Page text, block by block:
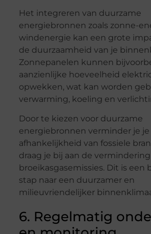
Het integreren van duurzame
energiebronnen zoals zonne-
windenergie kan een grote
de duurzaamheid van je
Zonnepanelen kunnen
aanzienlijke hoeveelheid
opwekken, wat kan worden
verwarming, koeling en
Door te kiezen voor duurzame
energiebronnen verminder je je
afhankelijkheid van fossiele
draag je bij aan de vermindering
broeikasgasemissies. Dit is een
stap naar een duurzamer en
milieuvriendelijker
6. Regelmatig